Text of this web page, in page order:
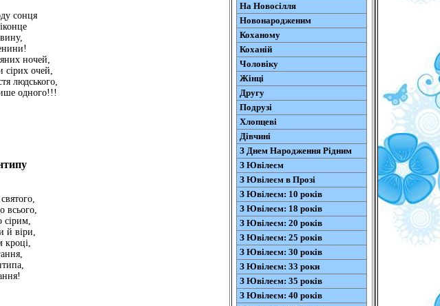
сонця
ночей,
очей,
людського,
одного!!!
всього,
сірим,
й віри,
кроці,
На Новосілля
Новонародженим
Коханому
Коханій
Чоловіку
Жінці
Другу
Подрузі
Хлопцеві
Дівчині
З Днем Народження Рідним
З Ювілеєм
З Ювілеєм в Прозі
З Ювілеєм: 10 років
З Ювілеєм: 18 років
З Ювілеєм: 20 років
З Ювілеєм: 25 років
З Ювілеєм: 30 років
З Ювілеєм: 33 роки
З Ювілеєм: 35 років
З Ювілеєм: 40 років